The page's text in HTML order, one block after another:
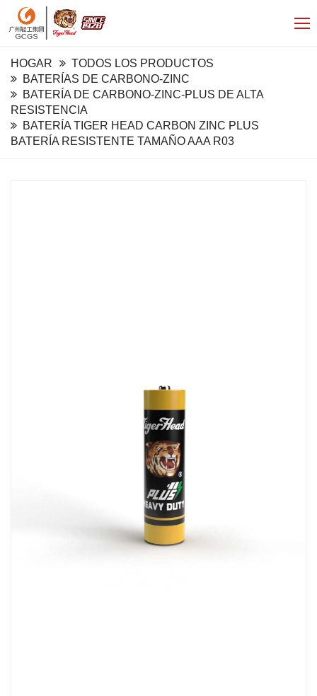
HOGAR
TODOS LOS PRODUCTOS
BATERÍAS DE CARBONO-ZINC
BATERÍA DE CARBONO-ZINC-PLUS DE ALTA
RESISTENCIA
BATERÍA TIGER HEAD CARBON ZINC PLUS
BATERÍA RESISTENTE TAMAÑO AAA R03